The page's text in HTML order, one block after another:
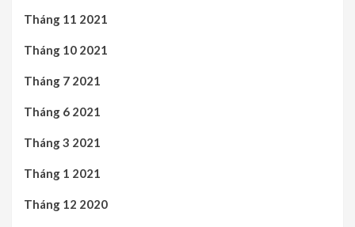
Tháng 11 2021
Tháng 10 2021
Tháng 7 2021
Tháng 6 2021
Tháng 3 2021
Tháng 1 2021
Tháng 12 2020